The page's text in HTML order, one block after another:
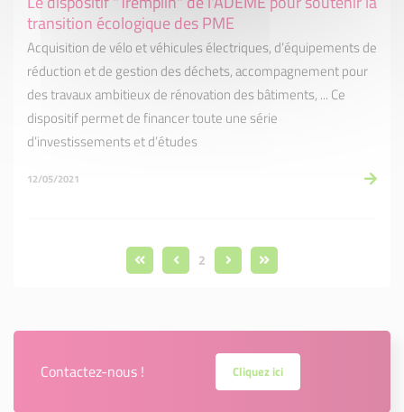
transition écologique des PME
Acquisition de vélo et véhicules électriques, d’équipements de
réduction et de gestion des déchets, accompagnement pour
des travaux ambitieux de rénovation des bâtiments, ... Ce
dispositif permet de financer toute une série
d’investissements et d’études
12/05/2021
2
Contactez-nous ! Cliquez ici